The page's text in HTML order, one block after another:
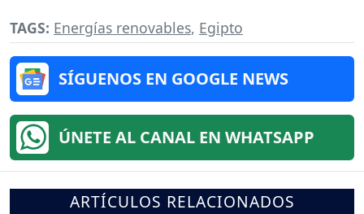
TAGS: Energías renovables, Egipto
SÍGUENOS EN GOOGLE NEWS
ÚNETE AL CANAL EN WHATSAPP
ARTÍCULOS RELACIONADOS